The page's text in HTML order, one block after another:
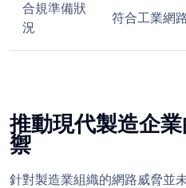
合規準備狀
況
符合工業網
推動現代製造企
禦
針對製造業組織的網路威脅並